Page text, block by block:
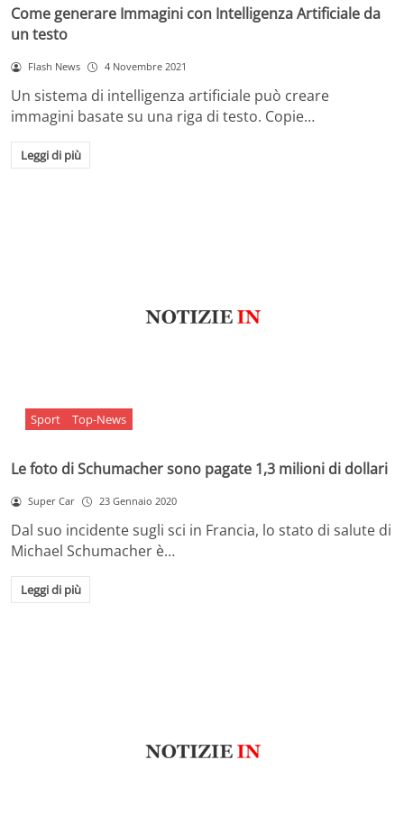
Come generare Immagini con Intelligenza Artificiale da
un testo
Flash News 4 Novembre 2021
Un sistema di intelligenza artificiale può creare
immagini basate su una riga di testo. Copie…
Leggi di più
Sport Top-News
Le foto di Schumacher sono pagate 1,3 milioni di dollari
Super Car 23 Gennaio 2020
Dal suo incidente sugli sci in Francia, lo stato di salute di
Michael Schumacher è…
Leggi di più